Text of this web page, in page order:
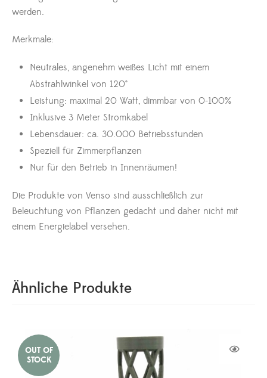
werden.
Merkmale:
Neutrales, angenehm weißes Licht mit einem
Abstrahlwinkel von 120°
Leistung: maximal 20 Watt, dimmbar von 0-100%
Inklusive 3 Meter Stromkabel
Lebensdauer: ca. 30.000 Betriebsstunden
Speziell für Zimmerpflanzen
Nur für den Betrieb in Innenräumen!
Die Produkte von Venso sind ausschließlich zur
Beleuchtung von Pflanzen gedacht und daher nicht mit
einem Energielabel versehen.
Ähnliche Produkte